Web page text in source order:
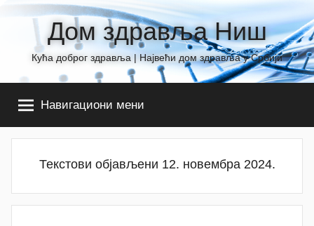
content
Дом здравља Ниш
Кућа доброг здравља | Највећи дом здравља у Србији
Навигациони мени
Текстови објављени 12. новембра 2024.